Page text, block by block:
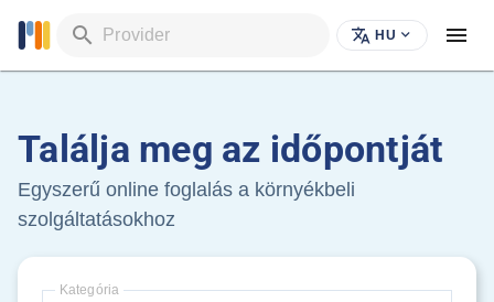
Provider HU
Találja meg az időpontját
Egyszerű online foglalás a környékbeli
szolgáltatásokhoz
Kategória